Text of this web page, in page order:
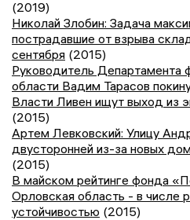
(2019)
Николай Злобин: Задача
пострадавшие от взрыва
сентября (2015)
Руководитель Департамента
области Вадим Тарасов
Власти Ливен ищут выход из
(2015)
Артем Левковский: Улицу
двусторонней из-за новых
(2015)
В майском рейтинге фонда
Орловская область - в числе
устойчивостью (2015)